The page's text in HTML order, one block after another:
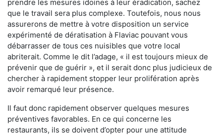
prendre les mesures idoines à leur éradication, sachez
que le travail sera plus complexe. Toutefois, nous nous
assurerons de mettre à votre disposition un service
expérimenté de dératisation à Flaviac pouvant vous
débarrasser de tous ces nuisibles que votre local
abriterait. Comme le dit l’adage, « il est toujours mieux de
prévenir que de guérir », et il serait donc plus judicieux de
chercher à rapidement stopper leur prolifération après
avoir remarqué leur présence.
Il faut donc rapidement observer quelques mesures
préventives favorables. En ce qui concerne les
restaurants, ils se doivent d’opter pour une attitude